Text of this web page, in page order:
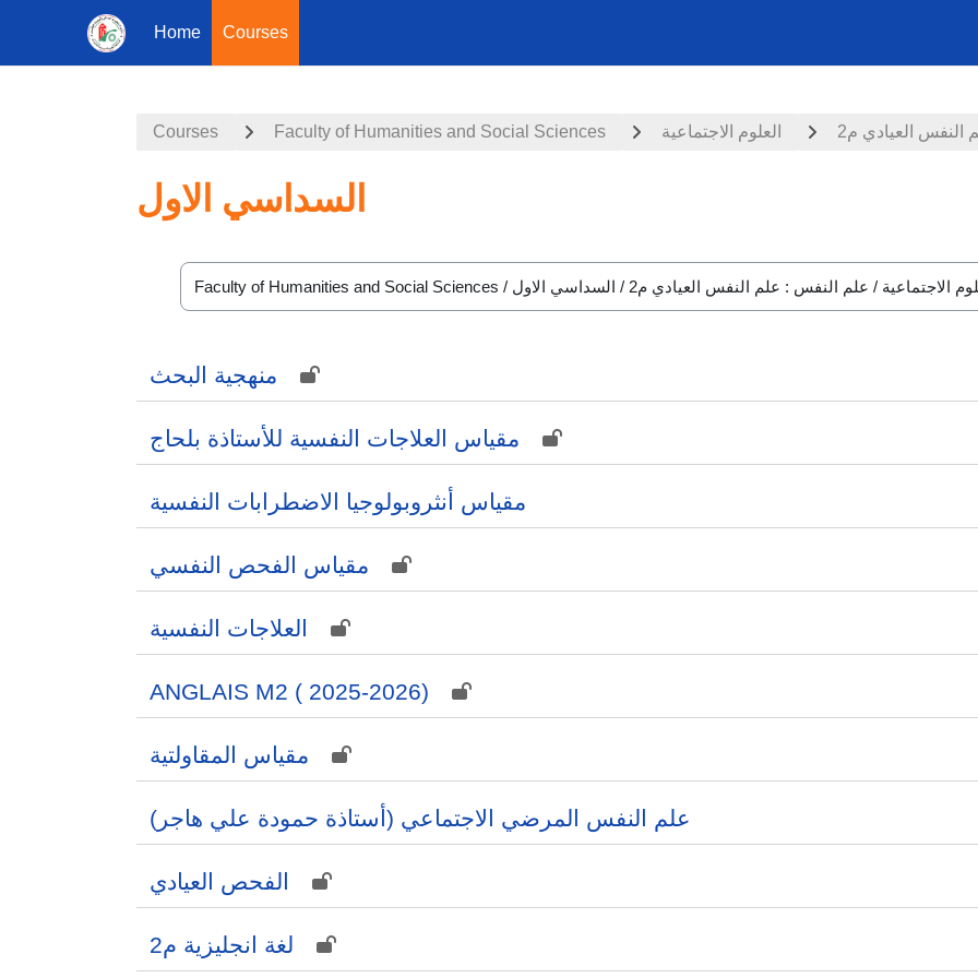
Home Courses
Courses Faculty of Humanities and Social Sciences العلوم الاجتماعية العيادي م2
السداسي الاول
Course categories
منهجية البحث
مقياس العلاجات النفسية للأستاذة بلحاج
مقياس أنثروبولوجيا الاضطرابات النفسية
مقياس الفحص النفسي
العلاجات النفسية
ANGLAIS M2 ( 2025-2026)
مقياس المقاولتية
علم النفس المرضي الاجتماعي (أستاذة حمودة علي هاجر)
الفحص العيادي
لغة انجليزية م2